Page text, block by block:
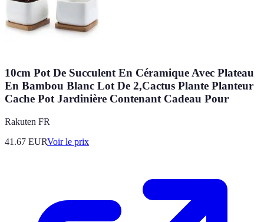
10cm Pot De Succulent En Céramique Avec Plateau
En Bambou Blanc Lot De 2,Cactus Plante Planteur
Cache Pot Jardinière Contenant Cadeau Pour
Rakuten FR
41.67 EURVoir le prix